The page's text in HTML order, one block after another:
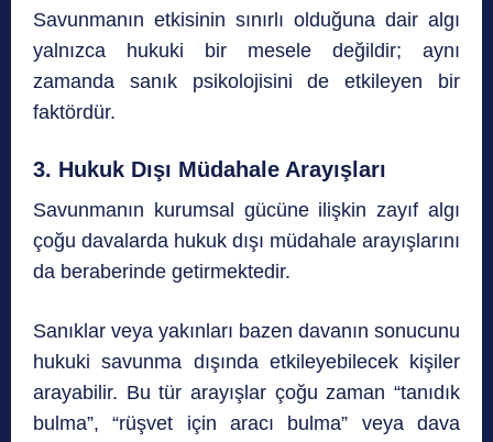
Savunmanın etkisinin sınırlı olduğuna dair algı
yalnızca hukuki bir mesele değildir; aynı
zamanda sanık psikolojisini de etkileyen bir
faktördür.
3. Hukuk Dışı Müdahale Arayışları
Savunmanın kurumsal gücüne ilişkin zayıf algı
çoğu davalarda hukuk dışı müdahale arayışlarını
da beraberinde getirmektedir.
Sanıklar veya yakınları bazen davanın sonucunu
hukuki savunma dışında etkileyebilecek kişiler
arayabilir. Bu tür arayışlar çoğu zaman “tanıdık
bulma”, “rüşvet için aracı bulma” veya dava